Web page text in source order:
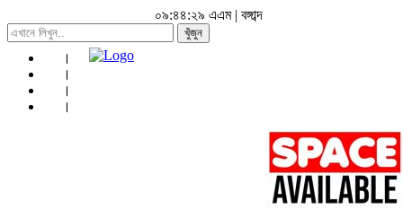
০৯:৪৪:৩২ এএম| বঙ্গাব্দ
খুঁজুন